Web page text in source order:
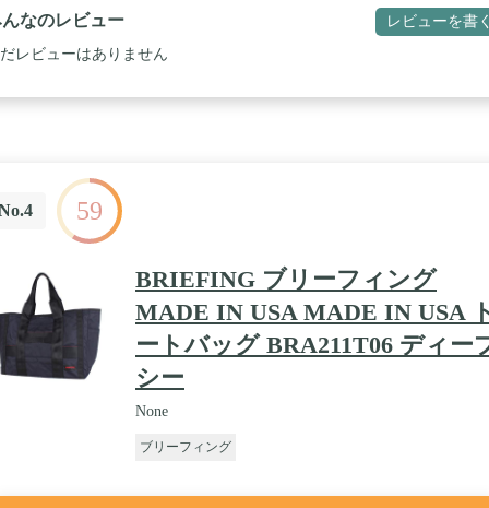
ングに仕上げるかを追求。そして、必要最小限のミニマムな機能とし
したデザインワークが魅力のブランドです。極めて耐摩耗性が強く
ーな素材であるバリスティックナイロンを使用したシリーズより、街で
なのレビュー レビューを書く
だレビューはありません
59
BRIEFING ブリーフィング
MADE IN USA MADE IN USA
ートバッグ BRA211T06 ディー
シー
None
ブリーフィング